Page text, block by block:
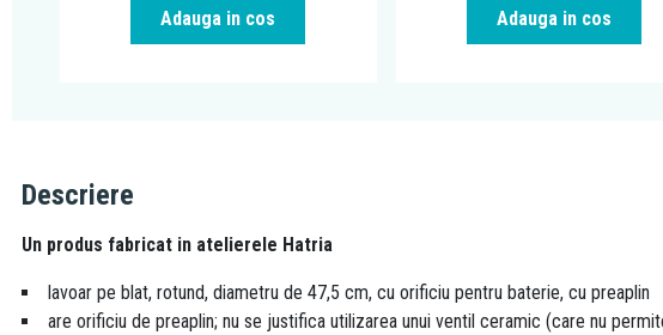
Adauga in cos Adauga in cos
Descriere
Un produs fabricat in atelierele Hatria
lavoar pe blat, rotund, diametru de 47,5 cm, cu orificiu pentru baterie, cu preaplin
are orificiu de preaplin; nu se justifica utilizarea unui ventil ceramic (care nu